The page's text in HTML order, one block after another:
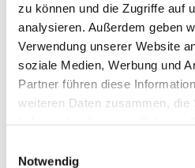
zu können und die Zugriffe auf
analysieren. Außerdem geben
Verwendung unserer Website
soziale Medien, Werbung und
Partner führen diese
weiteren Daten zusammen, die
Notwendig
Icon ist eine spezielle Methode
auch als Infiltrationsbehandlung
wird flüssiger Kunststoff auf die
gegeben, woraufhin das
eindringt. Anschließend erfolgt
bereits in einem frühen